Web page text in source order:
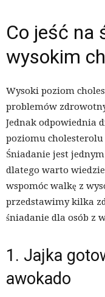
Co jeść na
wysokim
Wysoki poziom
problemów
Jednak odpowiednia
poziomu
Śniadanie jest
dlatego warto
wspomóc walkę z
przedstawimy kilka
śniadanie dla osób z
1. Jajka
awokado